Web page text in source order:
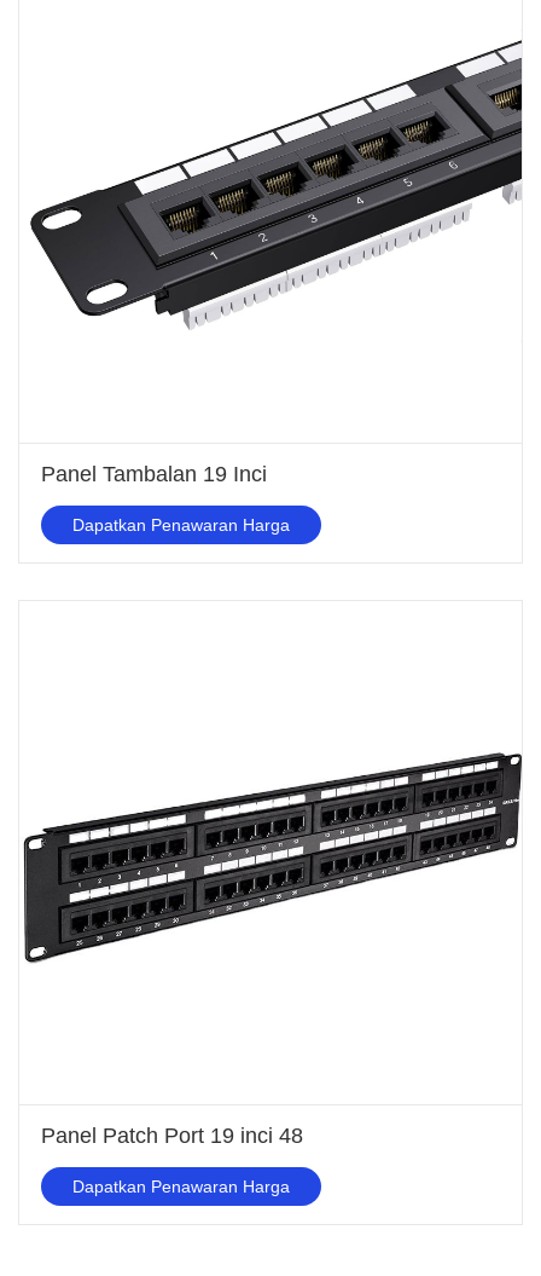
Panel Tambalan 19 Inci
Dapatkan Penawaran Harga
Panel Patch Port 19 inci 48
Dapatkan Penawaran Harga